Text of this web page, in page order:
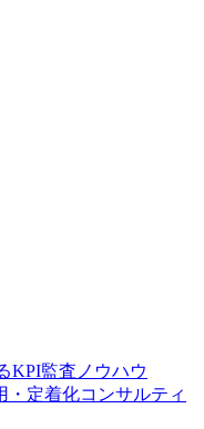
KPI監査ノウハウ
定着化コンサルティ